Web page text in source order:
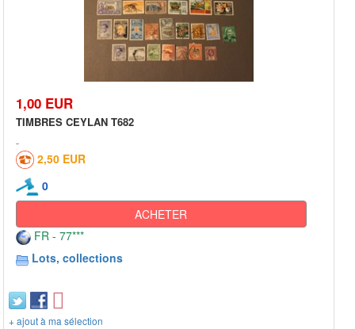
1,00 EUR
TIMBRES CEYLAN T682
2,50 EUR
0
ACHETER
FR - 77***
Lots, collections
+ ajout à ma sélection